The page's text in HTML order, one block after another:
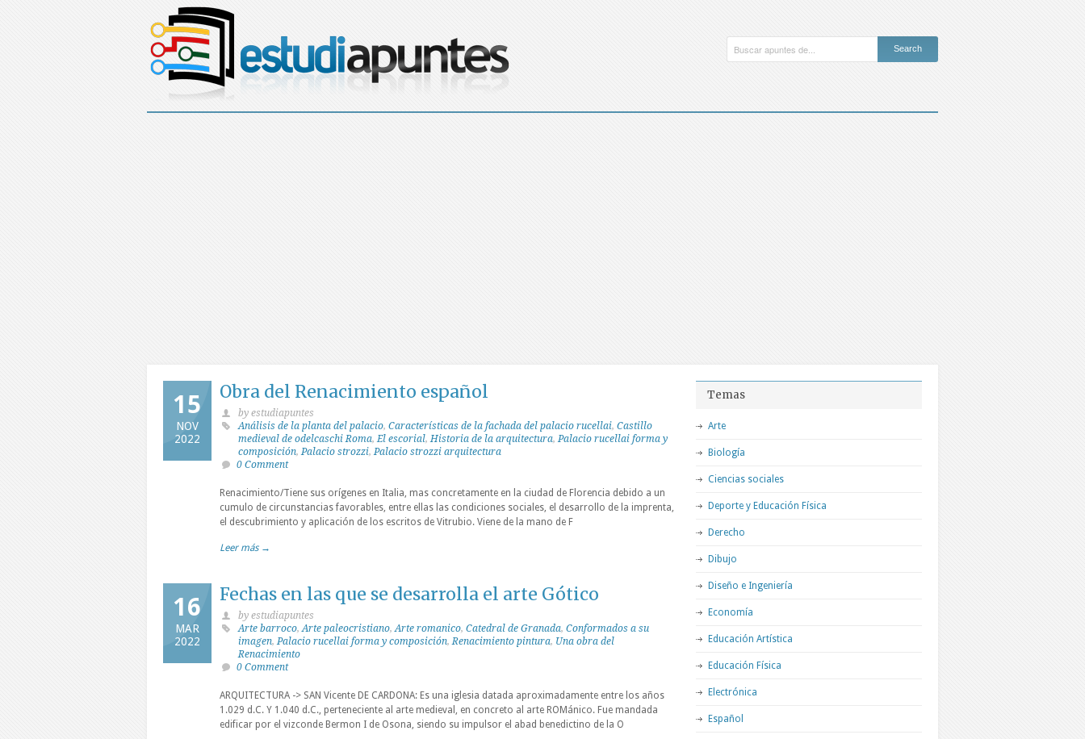
15
NOV
2022
Obra del Renacimiento español
by estudiapuntes
Análisis de la planta del palacio, Características de la fachada del palacio rucellai, Castillo
medieval de odelcaschi Roma,El escorial,Historia de la arquitectura,Palacio rucellai forma y
composición,Palacio strozzi,Palacio strozzi arquitectura
0 Comment
Renacimiento/Tiene sus orígenes en Italia, mas concretamente en la ciudad de Florencia debido a un
cumulo de circunstancias favorables, entre ellas las condiciones sociales, el desarrollo de la imprenta,
el descubrimiento y aplicación de los escritos de Vitrubio. Viene de la mano de F
Leer más →
16
MAR
2022
Fechas en las que se desarrolla el arte Gótico
by estudiapuntes
Arte barroco,Arte paleocristiano,Arte romanico, Catedral de Granada, Conformados a su
imagen,Palacio rucellai forma y composición,Renacimiento pintura, Una obra del
Renacimiento
0 Comment
ARQUITECTURA -> SAN Vicente DE CARDONA: Es una iglesia datada aproximadamente entre los años
1.029 d.C. Y 1.040 d.C., perteneciente al arte medieval, en concreto al arte ROMánico. Fue mandada
edificar por el vizconde Bermon I de Osona, siendo su impulsor el abad benedictino de la O
Temas
Arte
Biología
Ciencias sociales
Deporte y Educación Física
Derecho
Dibujo
Diseño e Ingeniería
Economía
Educación Artística
Educación Física
Electrónica
Español